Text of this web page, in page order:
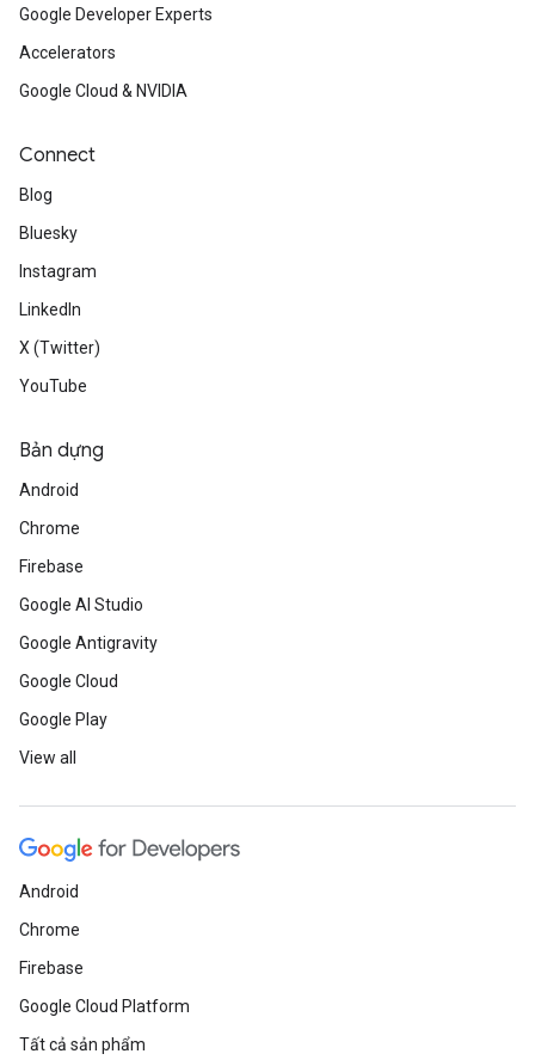
Google Developer Experts
Accelerators
Google Cloud & NVIDIA
Connect
Blog
Bluesky
Instagram
LinkedIn
X (Twitter)
YouTube
Bản dựng
Android
Chrome
Firebase
Google AI Studio
Google Antigravity
Google Cloud
Google Play
View all
Android
Chrome
Firebase
Google Cloud Platform
Tất cả sản phẩm